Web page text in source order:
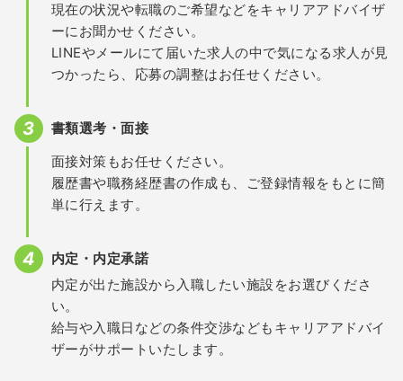
現在の状況や転職のご希望などをキャリアアドバイザ
ーにお聞かせください。
LINEやメールにて届いた求人の中で気になる求人が見
つかったら、応募の調整はお任せください。
書類選考・面接
面接対策もお任せください。
履歴書や職務経歴書の作成も、ご登録情報をもとに簡
単に行えます。
内定・内定承諾
内定が出た施設から入職したい施設をお選びくださ
い。
給与や入職日などの条件交渉などもキャリアアドバイ
ザーがサポートいたします。